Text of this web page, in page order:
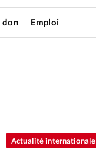
don Emploi
Actualité internationale